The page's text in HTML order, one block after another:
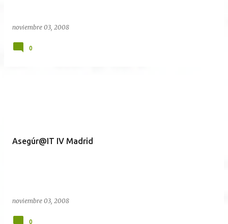
noviembre 03, 2008
0
Asegúr@IT IV Madrid
noviembre 03, 2008
0